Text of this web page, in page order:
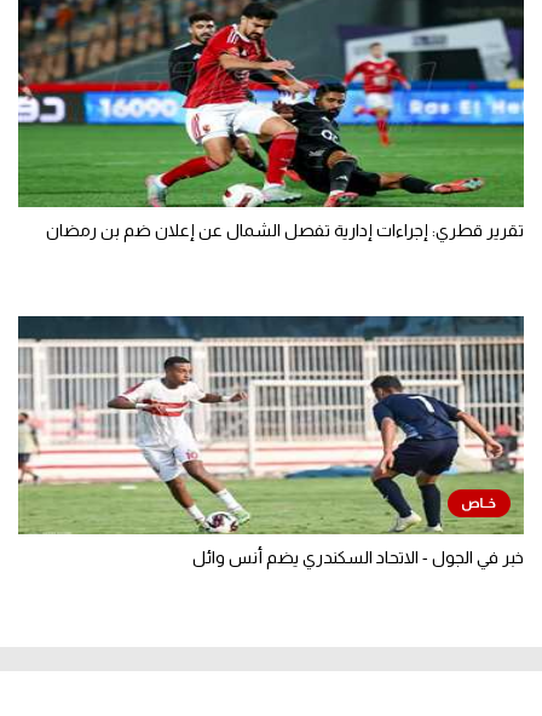
تقرير قطري: إجراءات إدارية تفصل الشمال عن إعلان ضم بن رمضان
خبر في الجول - الاتحاد السكندري يضم أنس وائل